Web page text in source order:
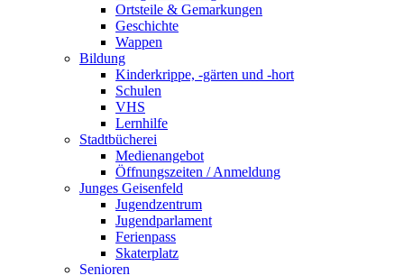
Ortsteile & Gemarkungen
Geschichte
Wappen
Bildung
Kinderkrippe, -gärten und -hort
Schulen
VHS
Lernhilfe
Stadtbücherei
Medienangebot
Öffnungszeiten / Anmeldung
Junges Geisenfeld
Jugendzentrum
Jugendparlament
Ferienpass
Skaterplatz
Senioren